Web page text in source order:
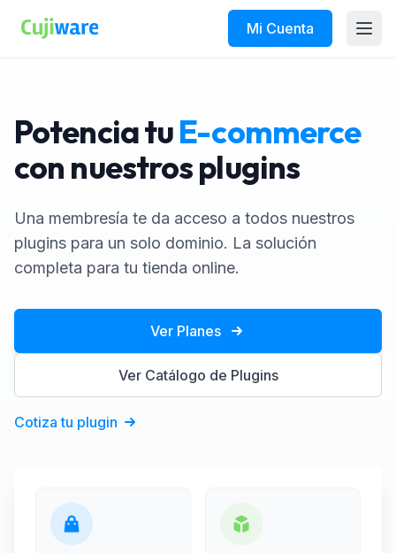
Mi Cuenta
Potencia tuE-commerce
con nuestros plugins
Una membresía te da acceso a todos nuestros
plugins para un solo dominio. La solución
completa para tu tienda online.
Ver Planes
Ver Catálogo de Plugins
Cotiza tu plugin